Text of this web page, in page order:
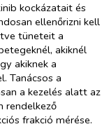
kockázatait és
ellenőrizni kell
tüneteit a
akiknél
akiknek a
Tanácsos a
a kezelés alatt az
rendelkező
frakció mérése.